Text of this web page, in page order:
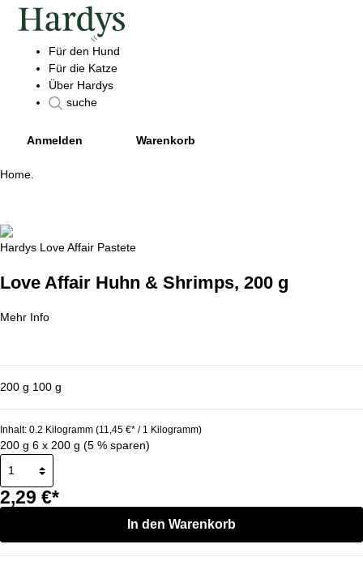
Für den Hund
Für die Katze
Über Hardys
suche
Anmelden Warenkorb
Home
Hardys Love Affair Pastete
Love Affair Huhn & Shrimps, 200 g
Mehr Info
200 g 100 g
Inhalt: 0.2 Kilogramm (11,45 €* / 1 Kilogramm)
200 g 6 x 200 g (5 % sparen)
2,29 €*
In den Warenkorb